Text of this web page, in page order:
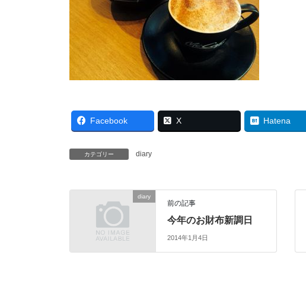
Facebook X Hatena
カテゴリー diary
diary
前の記事
今年のお財布新調日
2014年1月4日